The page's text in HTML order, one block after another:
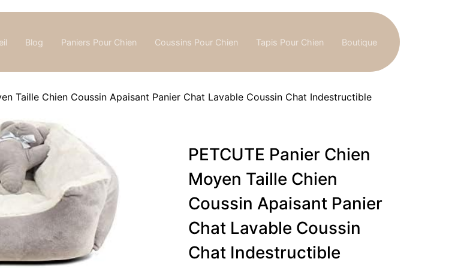
Blog Paniers Pour Chien Coussins Pour Chien Tapis Pour Chien Boutique
Taille Chien Coussin Apaisant Panier Chat Lavable Coussin Chat Indestructible
PETCUTE Panier Chien
Moyen Taille Chien
Coussin Apaisant Panier
Chat Lavable Coussin
Chat Indestructible